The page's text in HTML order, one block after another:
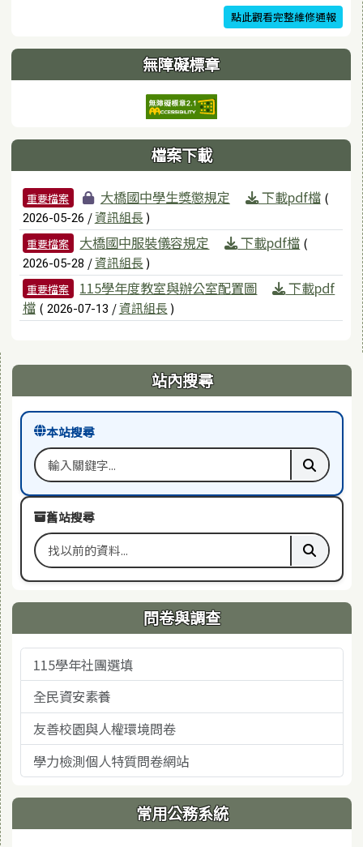
點此觀看完整維修通報
無障礙標章
檔案下載
檔案列表
重要檔案 大橋國中學生獎懲規定 下載pdf檔 (
2026-05-26 /資訊組長 )
重要檔案 大橋國中服裝儀容規定 下載pdf檔 (
2026-05-28 /資訊組長 )
重要檔案 115學年度教室與辦公室配置圖
下載pdf
檔 ( 2026-07-13 /資訊組長 )
右邊區域內容 站內搜尋
本站搜尋
搜尋關鍵字 執行本
舊站搜尋
搜尋舊站關鍵字 執行舊
問卷與調查
115學年社團選填
全民資安素養
友善校園與人權環境問卷
學力檢測個人特質問卷網站
常用公務系統